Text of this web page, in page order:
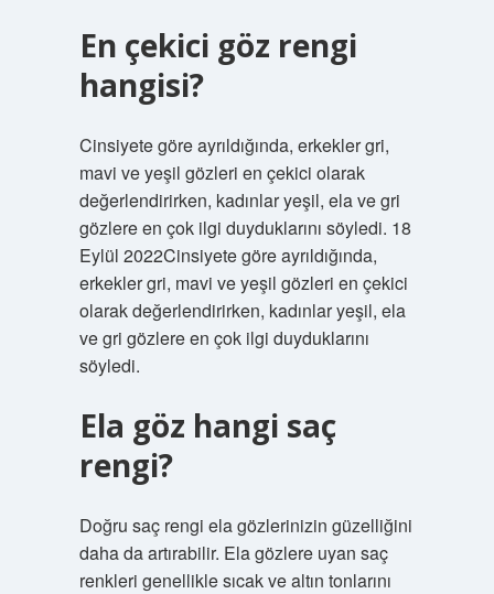
En çekici göz rengi
hangisi?
Cinsiyete göre ayrıldığında, erkekler gri,
mavi ve yeşil gözleri en çekici olarak
değerlendirirken, kadınlar yeşil, ela ve gri
gözlere en çok ilgi duyduklarını söyledi. 18
Eylül 2022Cinsiyete göre ayrıldığında,
erkekler gri, mavi ve yeşil gözleri en çekici
olarak değerlendirirken, kadınlar yeşil, ela
ve gri gözlere en çok ilgi duyduklarını
söyledi.
Ela göz hangi saç
rengi?
Doğru saç rengi ela gözlerinizin güzelliğini
daha da artırabilir. Ela gözlere uyan saç
renkleri genellikle sıcak ve altın tonlarını